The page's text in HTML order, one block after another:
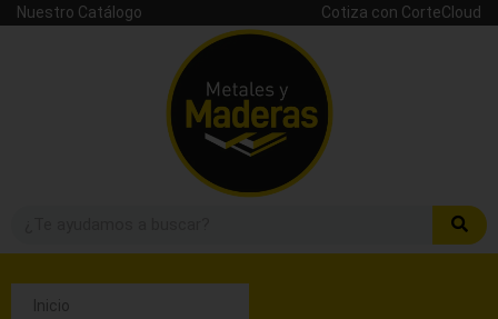
Nuestro Catálogo Cotiza con CorteCloud
Inicio